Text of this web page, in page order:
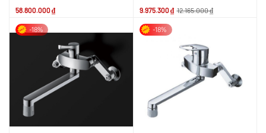
58.800.000₫ 9.975.300₫ 12.165.000₫
-18% -18%